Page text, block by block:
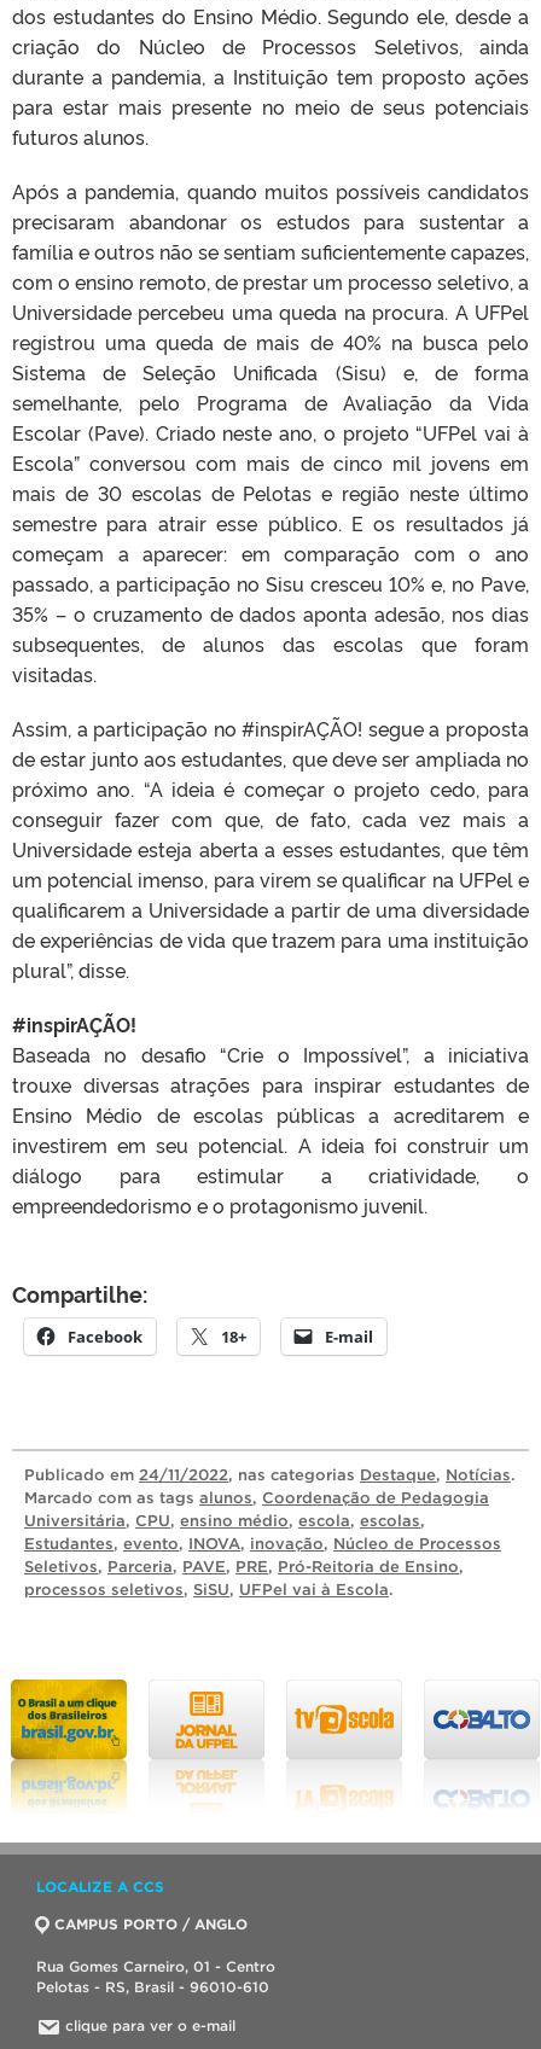
dos estudantes do Ensino Médio. Segundo ele, desde a
criação do Núcleo de Processos Seletivos, ainda
durante a pandemia, a Instituição tem proposto ações
para estar mais presente no meio de seus potenciais
futuros alunos.
Após a pandemia, quando muitos possíveis candidatos
precisaram abandonar os estudos para sustentar a
família e outros não se sentiam suficientemente capazes,
com o ensino remoto, de prestar um processo seletivo, a
Universidade percebeu uma queda na procura. A UFPel
registrou uma queda de mais de 40% na busca pelo
Sistema de Seleção Unificada (Sisu) e, de forma
semelhante, pelo Programa de Avaliação da Vida
Escolar (Pave). Criado neste ano, o projeto “UFPel vai à
Escola” conversou com mais de cinco mil jovens em
mais de 30 escolas de Pelotas e região neste último
semestre para atrair esse público. E os resultados já
começam a aparecer: em comparação com o ano
passado, a participação no Sisu cresceu 10% e, no Pave,
35% – o cruzamento de dados aponta adesão, nos dias
subsequentes, de alunos das escolas que foram
visitadas.
Assim, a participação no #inspirAÇÃO! segue a proposta
de estar junto aos estudantes, que deve ser ampliada no
próximo ano. “A ideia é começar o projeto cedo, para
conseguir fazer com que, de fato, cada vez mais a
Universidade esteja aberta a esses estudantes, que têm
um potencial imenso, para virem se qualificar na UFPel e
qualificarem a Universidade a partir de uma diversidade
de experiências de vida que trazem para uma instituição
plural”, disse.
#inspirAÇÃO!
Baseada no desafio “Crie o Impossível”, a iniciativa
trouxe diversas atrações para inspirar estudantes de
Ensino Médio de escolas públicas a acreditarem e
investirem em seu potencial. A ideia foi construir um
diálogo para estimular a criatividade, o
empreendedorismo e o protagonismo juvenil.
Compartilhe:
Facebook 18+ E-mail
Publicado em 24/11/2022, nas categorias Destaque, Notícias.
Marcado com as tags alunos, Coordenação de Pedagogia
Universitária, CPU, ensino médio, escola, escolas,
Estudantes, evento, INOVA, inovação, Núcleo de Processos
Seletivos, Parceria, PAVE, PRE, Pró-Reitoria de Ensino,
processos seletivos, SiSU, UFPel vai à Escola.
LOCALIZE A CCS
CAMPUS PORTO / ANGLO
Rua Gomes Carneiro, 01 - Centro
Pelotas - RS, Brasil - 96010-610
clique para ver o e-mail